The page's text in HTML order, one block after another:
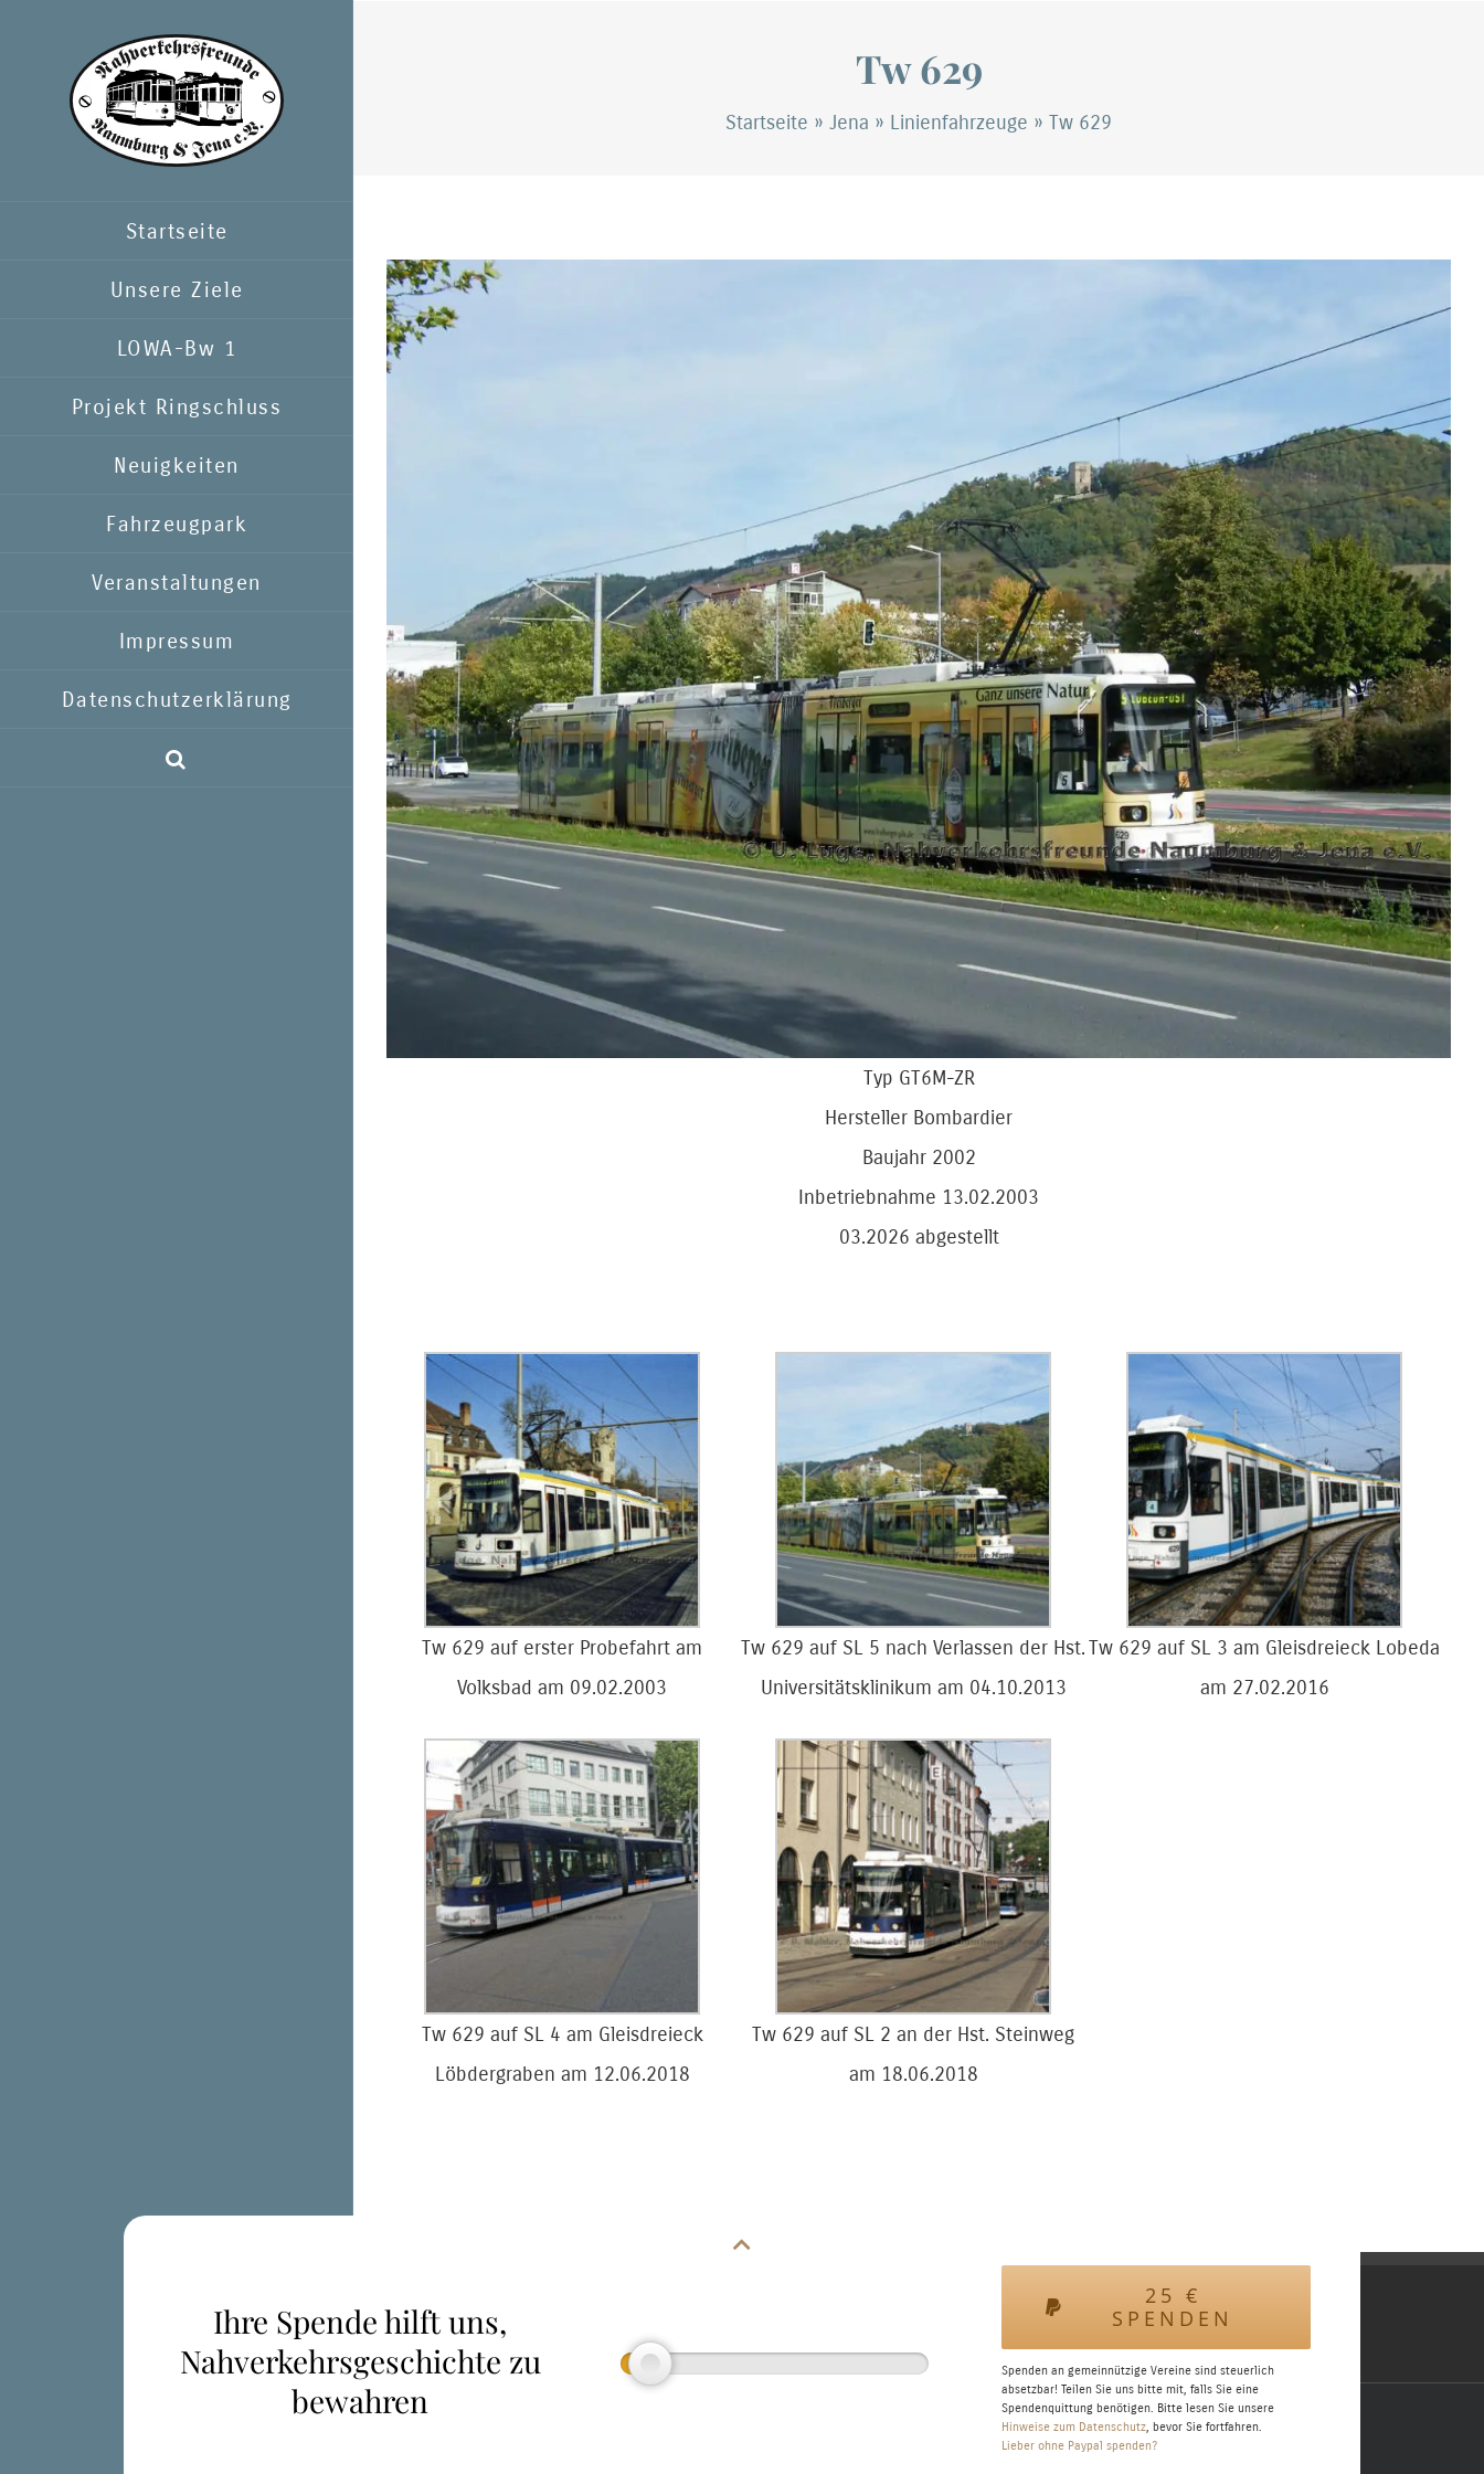
springen
Startseite
Unsere Ziele
LOWA-Bw 1
Projekt Ringschluss
Neuigkeiten
Fahrzeugpark
Veranstaltungen
Impressum
Datenschutzerklärung
Ihre Spende hilft uns,
Nahverkehrsgeschichte zu
bewahren
25 €
SPENDEN
Spenden an gemeinnützige Vereine sind steuerlich
absetzbar! Teilen Sie uns bitte mit, falls Sie eine
Spendenquittung benötigen. Bitte lesen Sie unsere
Hinweise zum Datenschutz, bevor Sie fortfahren.
Lieber ohne Paypal spenden?
Tw 629
Startseite » Jena » Linienfahrzeuge » Tw 629
Zeige
grösseres
Bild
Typ GT6M-ZR
Hersteller Bombardier
Baujahr 2002
Inbetriebnahme 13.02.2003
03.2026 abgestellt
Tw 629 auf erster Probefahrt am
Volksbad am 09.02.2003
Tw 629 auf SL 5 nach Verlassen der Hst.
Universitätsklinikum am 04.10.2013
Tw 629 auf SL 3 am Gleisdreieck Lobeda
am 27.02.2016
Tw 629 auf SL 4 am Gleisdreieck
Löbdergraben am 12.06.2018
Tw 629 auf SL 2 an der Hst. Steinweg
am 18.06.2018